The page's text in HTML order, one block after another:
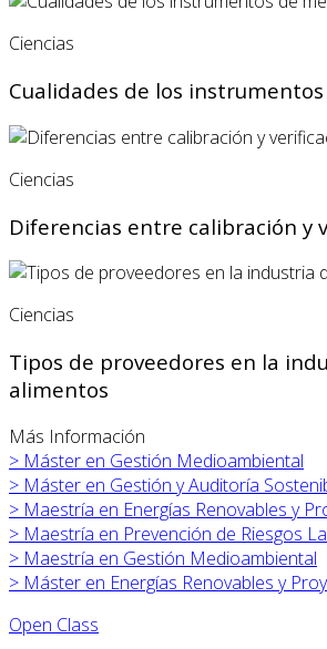
Ciencias
Cualidades de los
Ciencias
Diferencias entre calibración y
Ciencias
Tipos de proveedores en la
alimentos
Más Información
> Máster en Gestión Medioambiental
> Máster en Gestión y Auditoría
> Maestría en Energías Renovables y
> Maestría en Prevención de Riesgos
> Maestría en Gestión Medioambiental
> Máster en Energías Renovables y
Open Class